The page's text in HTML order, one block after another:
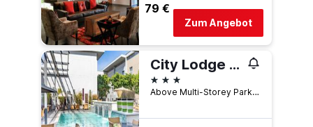
79 €
Zum Angebot
City Lodge Hotel at OR Tambo International Airport
3 Sterne
Above Multi-Storey Parkade 2, Level 5, Kempton Park, Gauteng, Südafrika